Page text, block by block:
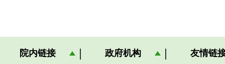
院内链接 政府机构 友情链